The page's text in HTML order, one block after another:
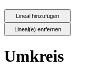
Umkreis